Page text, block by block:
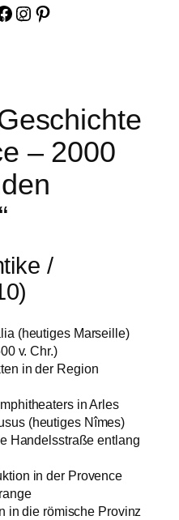
Facebook
Instagram
– 2000
/
(heutiges Marseille)
v. Chr.)
in der Region
in Arles
(heutiges Nîmes)
Handelsstraße entlang
in der Provence
in die römische Provinz